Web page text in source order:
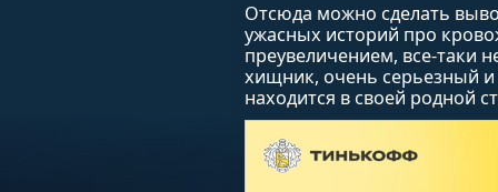
Отсюда можно сделать
ужасных историй про
преувеличением, все-таки
хищник, очень серьезный
находится в своей родной